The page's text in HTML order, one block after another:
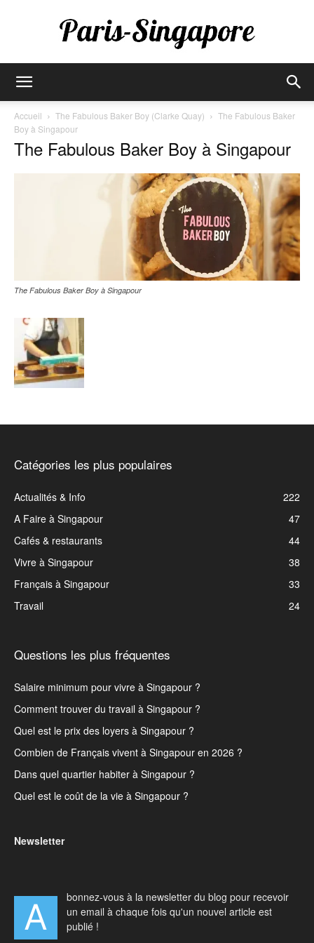
Singapore
Accueil The Fabulous Baker Boy (Clarke Quay)
The Fabulous Baker
Boy à Singapour
The Fabulous Baker Boy à Singapour
The Fabulous Baker Boy à Singapour
Catégories les plus populaires
Actualités & Info
222
A Faire à Singapour
47
Cafés & restaurants
44
Vivre à Singapour
38
Français à Singapour
33
Travail
24
Questions les plus fréquentes
Salaire minimum pour vivre à Singapour ?
Comment trouver du travail à Singapour ?
Quel est le prix des loyers à Singapour ?
Combien de Français vivent à Singapour en 2026 ?
Dans quel quartier habiter à Singapour ?
Quel est le coût de la vie à Singapour ?
Newsletter
A
bonnez-vous à la newsletter du blog pour recevoir
un email à chaque fois qu'un nouvel article est
publié !